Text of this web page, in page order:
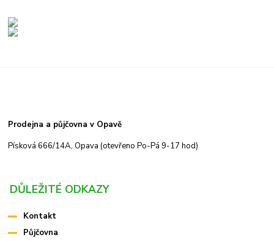
Prodejna a půjčovna v Opavě
Písková 666/14A, Opava (otevřeno Po-Pá 9-17 hod)
DŮLEŽITÉ ODKAZY
Kontakt
Půjčovna